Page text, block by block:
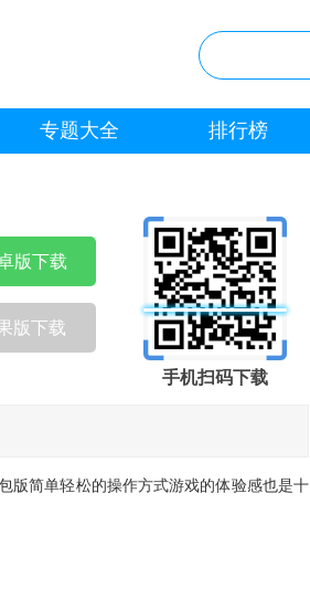
专题大全 排行榜
版下载
版下载
手机扫码下载
版简单轻松的操作方式游戏的体验感也是十